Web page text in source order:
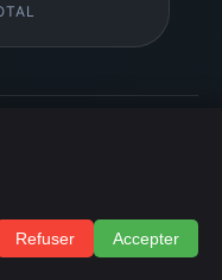
Refuser Accepter